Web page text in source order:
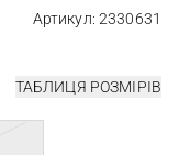
Артикул: 2330631
ТАБЛИЦЯ РОЗМІРІВ